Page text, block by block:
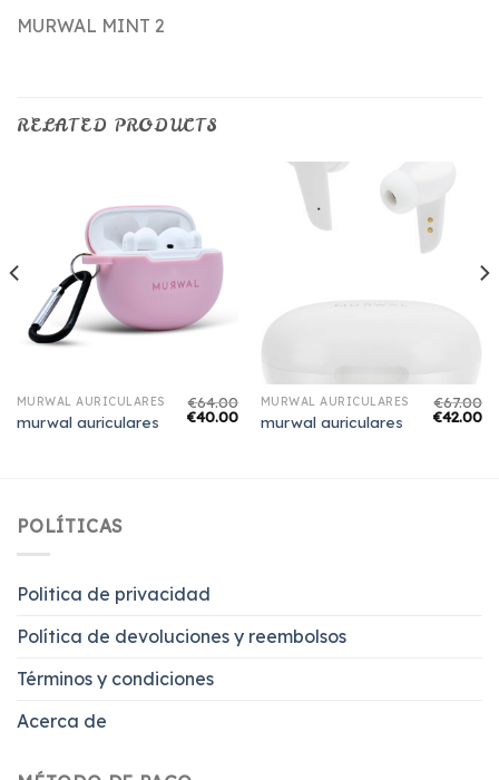
MURWAL MINT 2
RELATED PRODUCTS
MURWAL AURICULARES
murwal auriculares
€64.00
€40.00
MURWAL AURICULARES
murwal auriculares
€67.00
€42.00
POLÍTICAS
Politica de privacidad
Política de devoluciones y reembolsos
Términos y condiciones
Acerca de